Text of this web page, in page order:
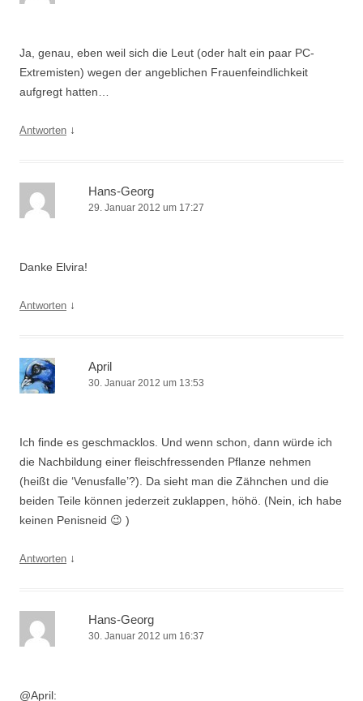
Ja, genau, eben weil sich die Leut (oder halt ein paar PC-
Extremisten) wegen der angeblichen Frauenfeindlichkeit
aufgregt hatten…
Antworten ↓
Hans-Georg
29. Januar 2012 um 17:27
Danke Elvira!
Antworten ↓
April
30. Januar 2012 um 13:53
Ich finde es geschmacklos. Und wenn schon, dann würde ich
die Nachbildung einer fleischfressenden Pflanze nehmen
(heißt die ‘Venusfalle’?). Da sieht man die Zähnchen und die
beiden Teile können jederzeit zuklappen, höhö. (Nein, ich habe
keinen Penisneid 😉 )
Antworten ↓
Hans-Georg
30. Januar 2012 um 16:37
@April: